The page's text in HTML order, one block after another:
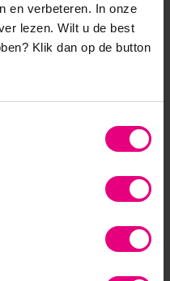
en verbeteren. In onze
lezen. Wilt u de best
Klik dan op de button
door Marjan
School of Management.
van Alies? Kijk dan op